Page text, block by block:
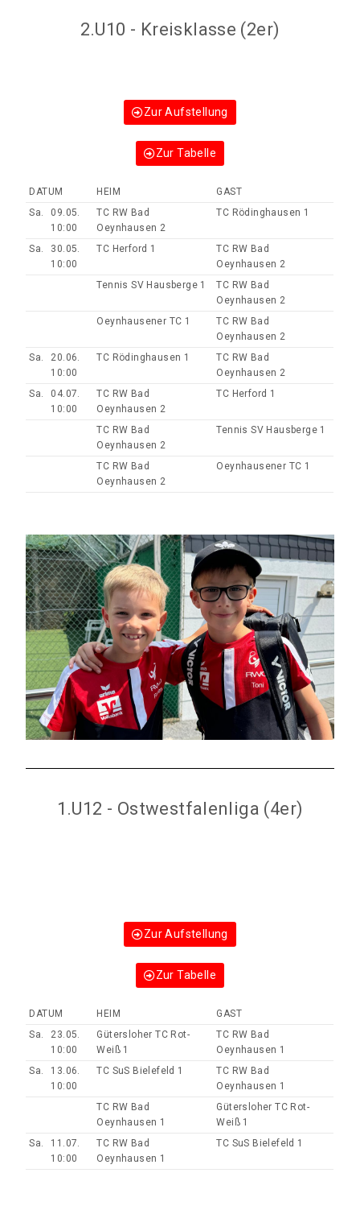
2.U10 - Kreisklasse (2er)
Zur Aufstellung
Zur Tabelle
DATUM HEIM
GAST
Sa.
09.05.
10:00
TC RW Bad
Oeynhausen 2
TC Rödinghausen 1
Sa.
30.05.
10:00
TC Herford 1
TC RW Bad
Oeynhausen 2
Tennis SV Hausberge 1
TC RW Bad
Oeynhausen 2
Oeynhausener TC 1
TC RW Bad
Oeynhausen 2
Sa.
20.06.
10:00
TC Rödinghausen 1
TC RW Bad
Oeynhausen 2
Sa.
04.07.
10:00
TC RW Bad
Oeynhausen 2
TC Herford 1
TC RW Bad
Oeynhausen 2
Tennis SV Hausberge 1
TC RW Bad
Oeynhausen 2
Oeynhausener TC 1
1.U12 - Ostwestfalenliga (4er)
Zur Aufstellung
Zur Tabelle
DATUM HEIM
GAST
Sa.
23.05.
10:00
Gütersloher TC Rot-
Weiß 1
TC RW Bad
Oeynhausen 1
Sa.
13.06.
10:00
TC SuS Bielefeld 1
TC RW Bad
Oeynhausen 1
TC RW Bad
Oeynhausen 1
Gütersloher TC Rot-
Weiß 1
Sa.
11.07.
10:00
TC RW Bad
Oeynhausen 1
TC SuS Bielefeld 1